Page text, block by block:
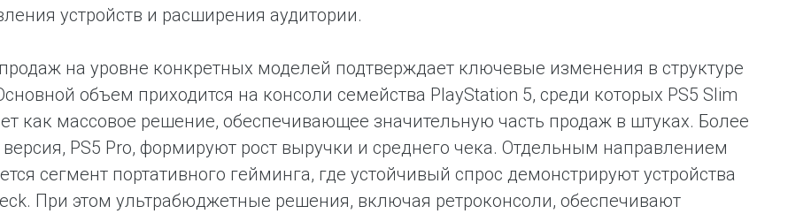
устройств и расширения аудитории.
на уровне конкретных моделей подтверждает ключевые изменения в структуре
объем приходится на консоли семейства PlayStation 5, среди которых PS5 Slim
как массовое решение, обеспечивающее значительную часть продаж в штуках. Более
версия, PS5 Pro, формируют рост выручки и среднего чека. Отдельным направлением
сегмент портативного гейминга, где устойчивый спрос демонстрируют устройства
При этом ультрабюджетные решения, включая ретроконсоли, обеспечивают